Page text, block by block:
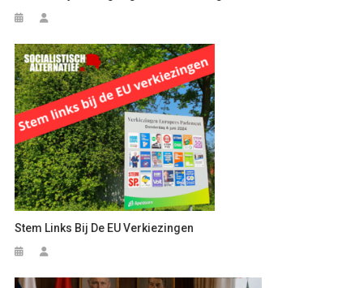
Stem Links Bij De EU Verkiezingen